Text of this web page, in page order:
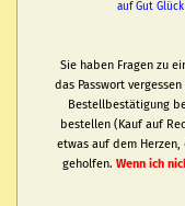
auf Gut
Sie haben Fragen zu
das Passwort
Bestellbestätigung
bestellen (Kauf auf
etwas auf dem
geholfen. Wenn ich